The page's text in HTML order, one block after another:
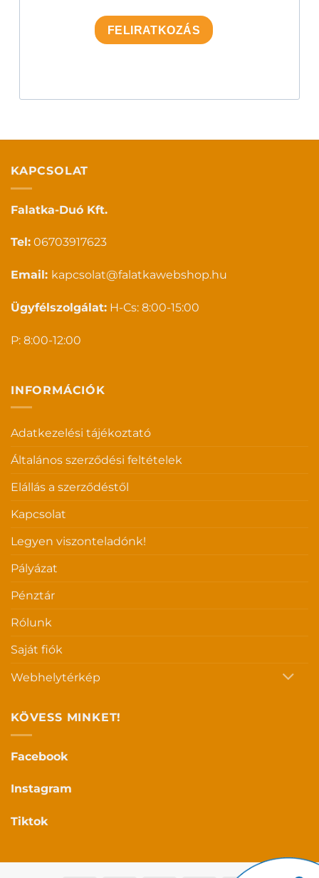
FELIRATKOZÁS
KAPCSOLAT
Falatka-Duó Kft.
Tel: 06703917623
Email: kapcsolat@falatkawebshop.hu
Ügyfélszolgálat: H-Cs: 8:00-15:00
P: 8:00-12:00
INFORMÁCIÓK
Adatkezelési tájékoztató
Általános szerződési feltételek
Elállás a szerződéstől
Kapcsolat
Legyen viszonteladónk!
Pályázat
Pénztár
Rólunk
Saját fiók
Webhelytérkép
KÖVESS MINKET!
Facebook
Instagram
Tiktok